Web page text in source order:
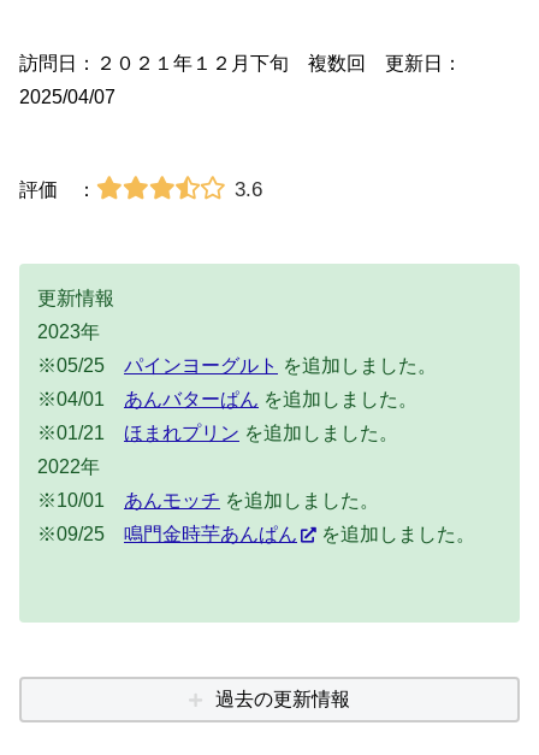
訪問日：２０２１年１２月下旬 複数回 更新日：
2025/04/07
評価 ： 3.6
更新情報
2023年
※05/25 パインヨーグルト を追加しました。
※04/01 あんバターぱん を追加しました。
※01/21 ほまれプリン を追加しました。
2022年
※10/01 あんモッチ を追加しました。
※09/25 鳴門金時芋あんぱん を追加しました。
過去の更新情報